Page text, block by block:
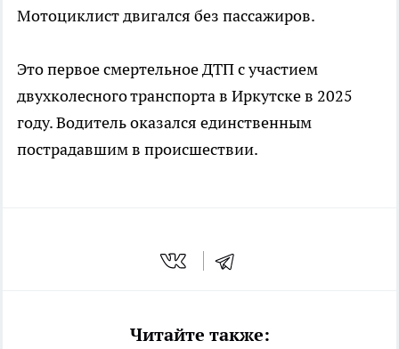
Мотоциклист двигался без пассажиров.
Это первое смертельное ДТП с участием
двухколесного транспорта в Иркутске в 2025
году. Водитель оказался единственным
пострадавшим в происшествии.
Читайте также: